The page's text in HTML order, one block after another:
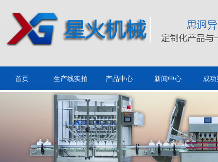
首页 生产线实拍 产品中心 新闻中心 成
套袋包装机/自动套袋机